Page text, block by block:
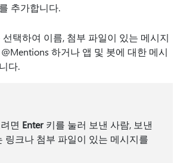
추가합니다.
택하여 이름, 첨부 파일이 있는 메시지
하거나 앱 및 봇에 대한 메시
다.
면 Enter키를 눌러 보낸 사람, 보낸
링크나 첨부 파일이 있는 메시지를